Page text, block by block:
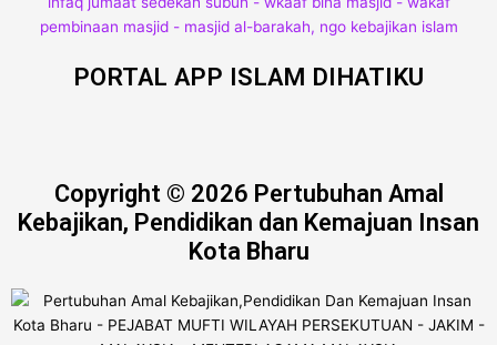
PORTAL APP ISLAM DIHATIKU
Copyright © 2026 Pertubuhan Amal
Kebajikan, Pendidikan dan Kemajuan Insan
Kota Bharu